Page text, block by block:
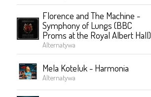
Florence and The Machine -
Symphony of Lungs (BBC
Proms at the Royal Albert Hall)
Alternatywa
Mela Koteluk - Harmonia
Alternatywa